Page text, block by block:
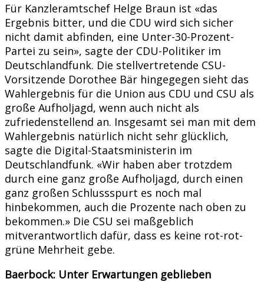
Für Kanzleramtschef Helge Braun ist «das
Ergebnis bitter, und die CDU wird sich sicher
nicht damit abfinden, eine Unter-30-Prozent-
Partei zu sein», sagte der CDU-Politiker im
Deutschlandfunk. Die stellvertretende CSU-
Vorsitzende Dorothee Bär hingegegen sieht das
Wahlergebnis für die Union aus CDU und CSU als
große Aufholjagd, wenn auch nicht als
zufriedenstellend an. Insgesamt sei man mit dem
Wahlergebnis natürlich nicht sehr glücklich,
sagte die Digital-Staatsministerin im
Deutschlandfunk. «Wir haben aber trotzdem
durch eine ganz große Aufholjagd, durch einen
ganz großen Schlussspurt es noch mal
hinbekommen, auch die Prozente nach oben zu
bekommen.» Die CSU sei maßgeblich
mitverantwortlich dafür, dass es keine rot-rot-
grüne Mehrheit gebe.
Baerbock: Unter Erwartungen geblieben